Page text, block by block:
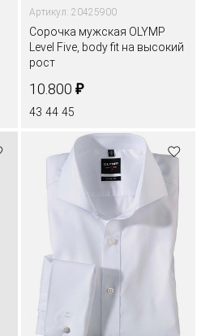
Артикул: 20425900
Сорочка мужская OLYMP
Level Five, body fit на высокий
рост
10.800 ₽
43 44 45